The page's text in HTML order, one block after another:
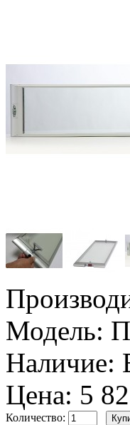
Модель:
Наличие:
Цена: 5
Количество: